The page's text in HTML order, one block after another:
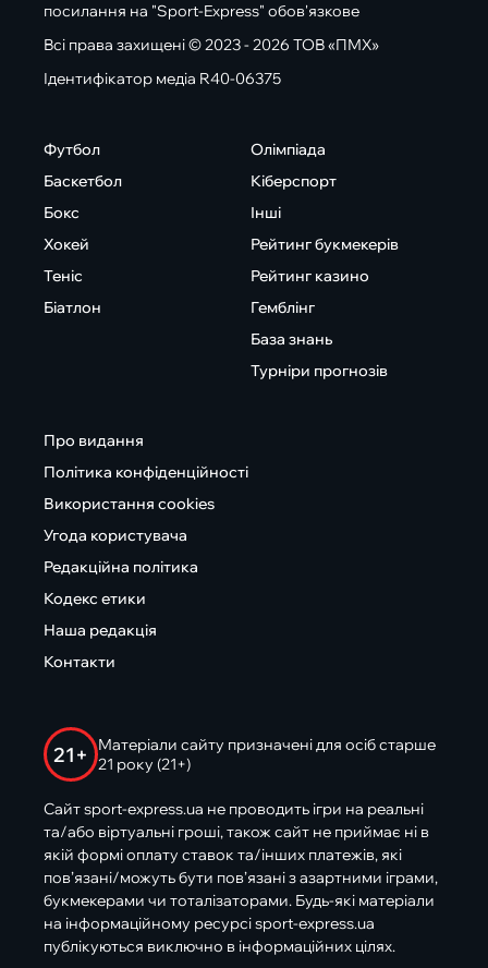
посилання на "Sport-Express" обов'язкове
Всі права захищені © 2023 - 2026 ТОВ «ПМХ»
Ідентифікатор медіа R40-06375
Футбол
Баскетбол
Бокс
Хокей
Теніс
Біатлон
Олімпіада
Кіберспорт
Інші
Рейтинг букмекерів
Рейтинг казино
Гемблінг
База знань
Турніри прогнозів
Про видання
Політика конфіденційності
Використання cookies
Угода користувача
Редакційна політика
Кодекс етики
Наша редакція
Контакти
21+
Матеріали сайту призначені для осіб старше
21 року (21+)
Сайт sport-express.ua не проводить ігри на реальні
та/або віртуальні гроші, також сайт не приймає ні в
якій формі оплату ставок та/інших платежів, які
пов’язані/можуть бути пов’язані з азартними іграми,
букмекерами чи тоталізаторами. Будь-які матеріали
на інформаційному ресурсі sport-express.ua
публікуються виключно в інформаційних цілях.